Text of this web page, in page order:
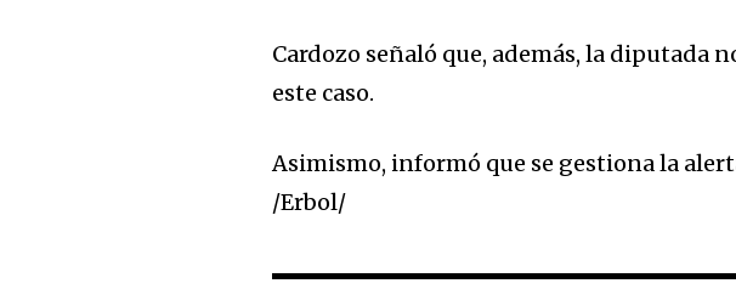
Cardozo señaló que, además, la diputada
este caso.
Asimismo, informó que se gestiona la
/Erbol/